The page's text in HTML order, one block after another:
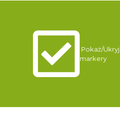
Pokaż/Ukryj
markery